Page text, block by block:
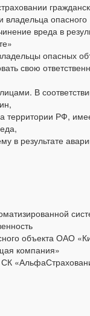
владельца опасного
вреда в
опасных
свою
В
территории РФ,
в результате
объекта ОАО
компания»
СК